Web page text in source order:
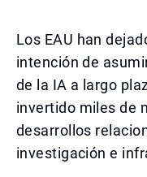
Los EAU han
intención de
de la IA a largo
invertido miles de
desarrollos
investigación e